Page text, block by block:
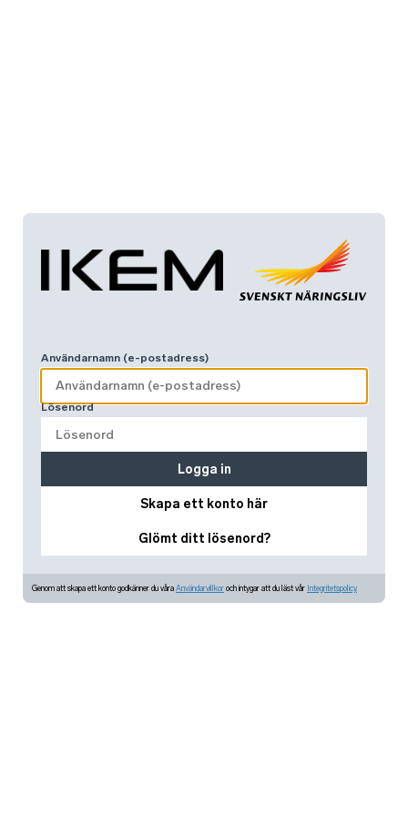
Användarnamn (e-postadress)
Lösenord
Skapa ett konto här
Glömt ditt lösenord?
Logga in
Genom att skapa ett konto godkänner du våra Användarvillkor och intygar att du läst vår Integritetspolicy.